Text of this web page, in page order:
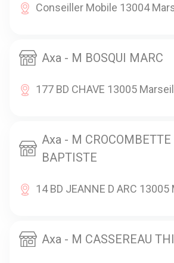
Conseiller Mobile 13004
Axa - M BOSQUI MARC
177 BD CHAVE 13005
Axa - M
BAPTISTE
14 BD JEANNE D ARC
Axa - M CASSEREAU